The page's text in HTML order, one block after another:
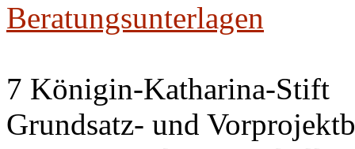
Beratungsunterlagen
7 Königin-Katharina-Stift
Grundsatz- und